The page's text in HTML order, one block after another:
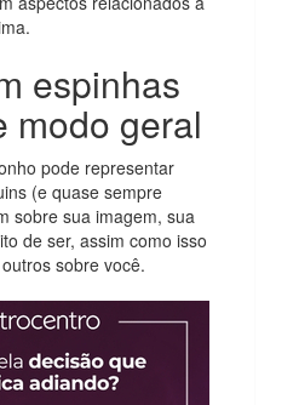
espinhas
modo geral
pode representar
(e quase sempre
sobre sua imagem, sua
de ser, assim como isso
sobre você.